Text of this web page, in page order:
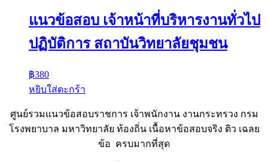
แนวข้อสอบ เจ้าหน้าที่บริหารงานทั่วไป
ปฏิบัติการ สถาบันวิทยาลัยชุมชน
฿380
หยิบใส่ตะกร้า
ศูนย์รวมแนวข้อสอบราชการ เจ้าพนักงาน งานกระทรวง กรม
โรงพยาบาล มหาวิทยาลัย ท้องถิ่น เนื้อหาข้อสอบจริง ติว เฉลย
ข้อ ครบมากที่สุด